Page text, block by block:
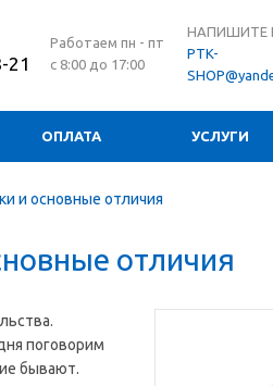
21
Работаем пн - пт
с 8:00 до 17:00
НАПИШИТЕ
PTK-
ОПЛАТА УСЛУГИ
и основные отличия
отличия
поговорим
бывают.